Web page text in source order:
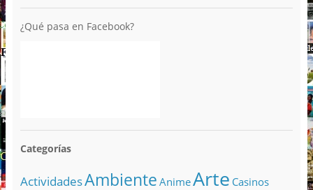
¿Qué pasa en Facebook?
Categorías
ActividadesAmbiente AnimeArte Casinos